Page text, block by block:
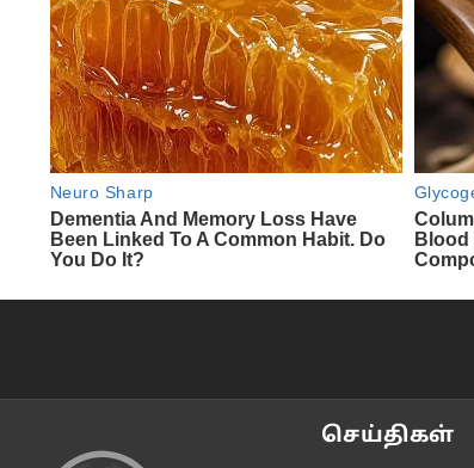
செய்திகள்